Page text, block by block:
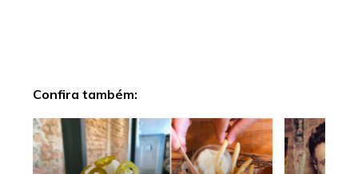
Confira também: